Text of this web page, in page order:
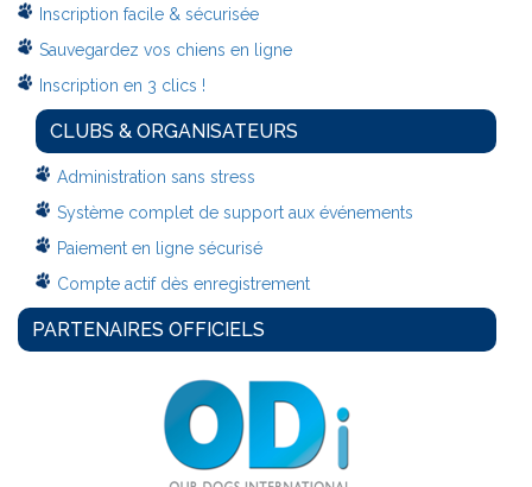
Inscription facile & sécurisée
Sauvegardez vos chiens en ligne
Inscription en 3 clics !
CLUBS & ORGANISATEURS
Administration sans stress
Système complet de support aux événements
Paiement en ligne sécurisé
Compte actif dès enregistrement
PARTENAIRES OFFICIELS